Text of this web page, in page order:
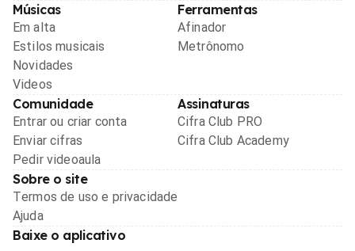
Músicas
Em alta
Estilos musicais
Novidades
Videos
Ferramentas
Afinador
Metrônomo
Comunidade
Entrar ou criar conta
Enviar cifras
Pedir videoaula
Assinaturas
Cifra Club PRO
Cifra Club Academy
Sobre o site
Termos de uso e privacidade
Ajuda
Baixe o aplicativo